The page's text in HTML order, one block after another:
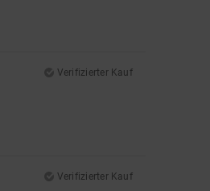
Verifizierter Kauf
Verifizierter Kauf